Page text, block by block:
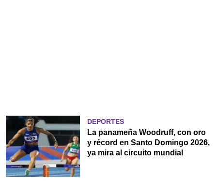
DEPORTES
La panameña Woodruff, con oro
y récord en Santo Domingo 2026,
ya mira al circuito mundial